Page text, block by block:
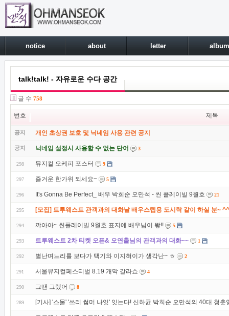
notice about letter album
talk!talk! - 자유로운 수다 공간
글 수 758
번호 제목
공지 개인 초상권 보호 및 닉네임 사용 관련 공지
공지 닉네임 설정시 사용할 수 없는 단어 3
298 뮤지컬 오케피 포스터 9
297 즐거운 한가위 되세요~ 5
296 It's Gonna Be Perfect_ 배우 박희순 오만석 - 씬 플레이빌 9월호 21
295 [모집] 트루웨스트 관객과의 대화날 배우스텝용 도시락 같이 하실 분~ ^^
294 꺄아아~ 씬플레이빌 9월호 표지에 배우님이 뙇!! 5
293 트루웨스트 2차 티켓 오픈& 오연출님의 관객과의 대화~~ 1
292 별난며느리를 보다가 택기와 이지혀이가 생각난~ ㅎ 2
291 서울뮤지컬페스티벌 8.19 개막 갈라쇼 4
290 그땐 그랬어 8
289 [기사] '스물' '쓰리 썸머 나잇' 잇는다! 신하균 박희순 오만석의 40대 청춘